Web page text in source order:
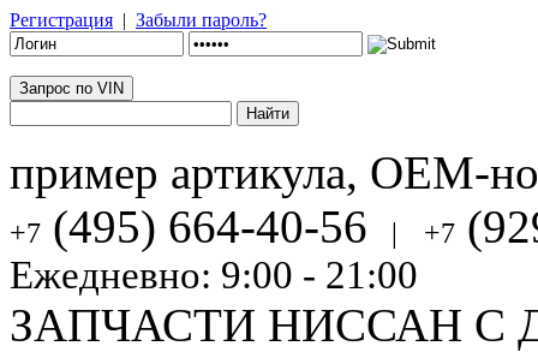
Регистрация | Забыли пароль?
Запрос по VIN
пример артикула, OEM-
+7 (495) 664-40-56 | +7
Ежедневно: 9:00 - 21:00
ЗАПЧАСТИ НИССАН С